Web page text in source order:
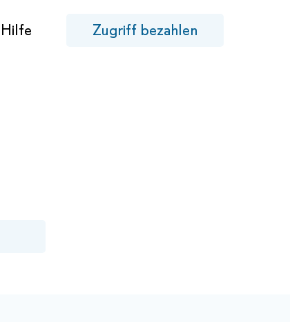
Hilfe Zugriff bezahlen